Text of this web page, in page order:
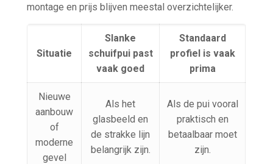
montage en prijs blijven meestal overzichtelijker.
Situatie
Slanke
schuifpui past
vaak goed
Standaard
profiel is vaak
prima
Nieuwe
aanbouw
of
moderne
gevel
Als het
glasbeeld en
de strakke lijn
belangrijk zijn.
Als de pui vooral
praktisch en
betaalbaar moet
zijn.